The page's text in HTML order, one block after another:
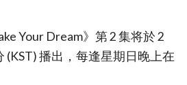
Your Dream》第 2 集将於 2
(KST) 播出，每逢星期日晚上在